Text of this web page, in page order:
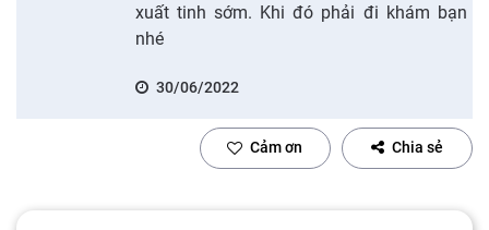
xuất tinh sớm. Khi đó phải đi khám bạn
nhé
30/06/2022
Cảm ơn Chia sẻ